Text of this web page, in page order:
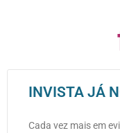
INVISTA JÁ
Cada vez mais em